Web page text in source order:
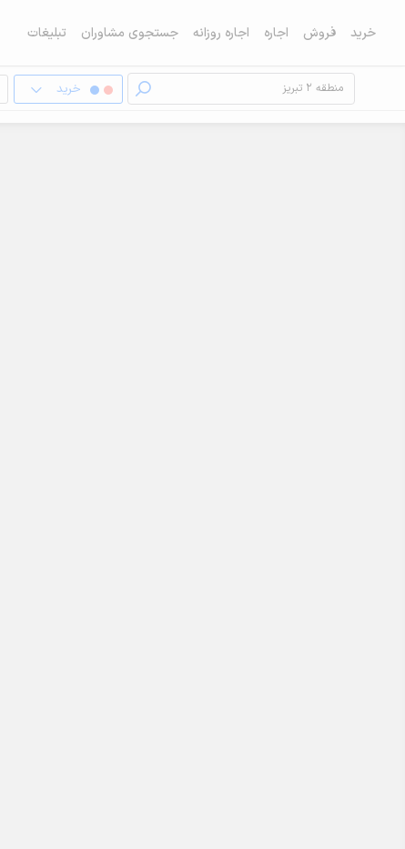
خرید فروش اجاره اجاره روزانه جستجوی مشاوران تبلیغات
خرید